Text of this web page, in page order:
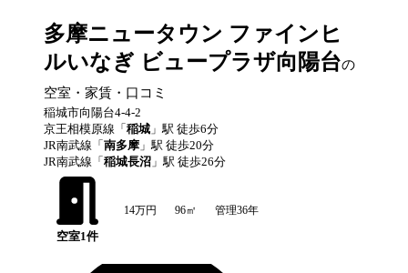
多摩ニュータウン ファインヒ
ルいなぎ ビュープラザ向陽台の
空室・家賃・口コミ
稲城市向陽台4-4-2
京王相模原線 「 稲城 」駅 徒歩6分
JR南武線 「 南多摩 」駅 徒歩20分
JR南武線 「 稲城長沼 」駅 徒歩26分
空室1件
14万円 96㎡ 管理36年